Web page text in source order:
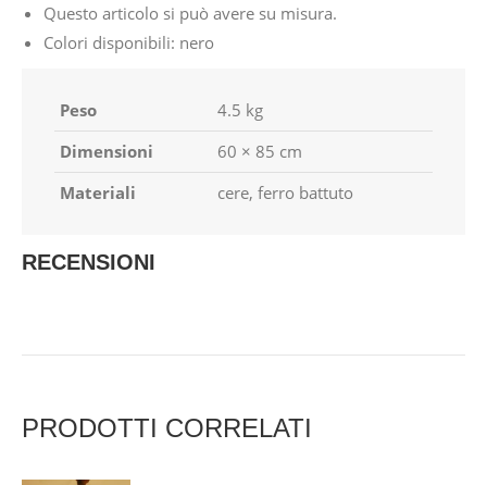
Questo articolo si può avere su misura.
Colori disponibili: nero
Peso
4.5 kg
Dimensioni
60 × 85 cm
Materiali
cere, ferro battuto
RECENSIONI
PRODOTTI CORRELATI